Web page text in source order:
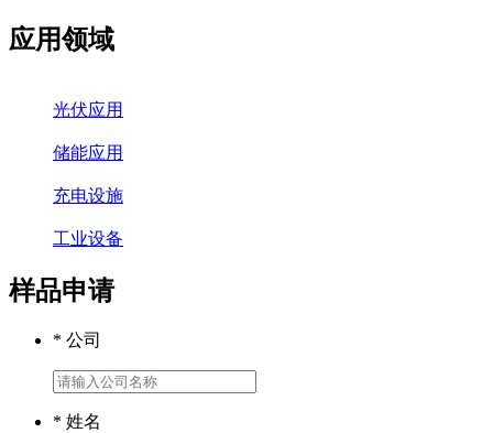
应用领域
光伏应用
储能应用
充电设施
工业设备
样品申请
* 公司
* 姓名